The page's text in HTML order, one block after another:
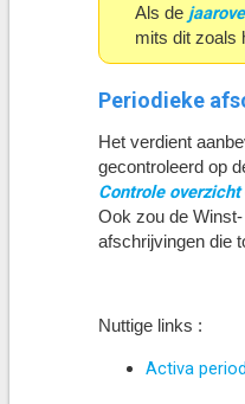
Als de
mits dit zoals
Periodieke
Het verdient
gecontroleerd op
Controle overzicht
Ook zou de
afschrijvingen die
Nuttige links :
Activa